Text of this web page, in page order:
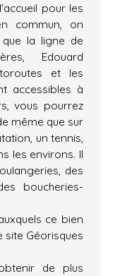
pour les
commun, on
la ligne de
Edouard
et les
accessibles à
vous pourrez
même que sur
un tennis,
les environs. Il
des
boucheries-
ce bien
Géorisques
de plus